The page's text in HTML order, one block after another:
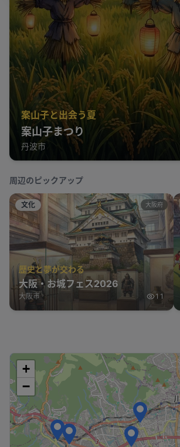
案山子と出会う夏
案山子まつり
丹波市
周辺のピックアップ
文化 大阪府
歴史と夢が交わる
大阪・お城フェス2026
大阪市 11
+
−